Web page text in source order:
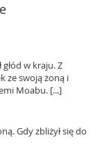
w kraju. Z
ze swoją żoną i
Moabu. [...]
Gdy zbliżył się do